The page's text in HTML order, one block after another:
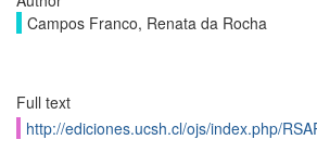
Campos Franco, Renata da Rocha
Full text
http://ediciones.ucsh.cl/ojs/index.php/